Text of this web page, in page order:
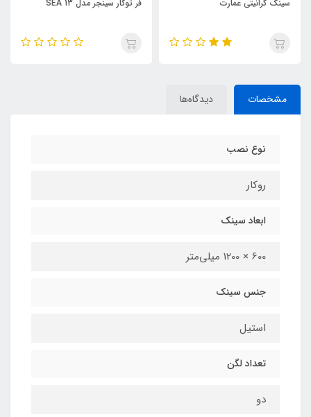
سینک گرانیتی عمارت فر توکار سینجر مدل SEA 13
مشخصات دیدگاه‌ها
نوع نصب
روکار
ابعاد سینک
600 × 1200 میلی‌متر
جنس سینک
استیل
تعداد لگن
دو